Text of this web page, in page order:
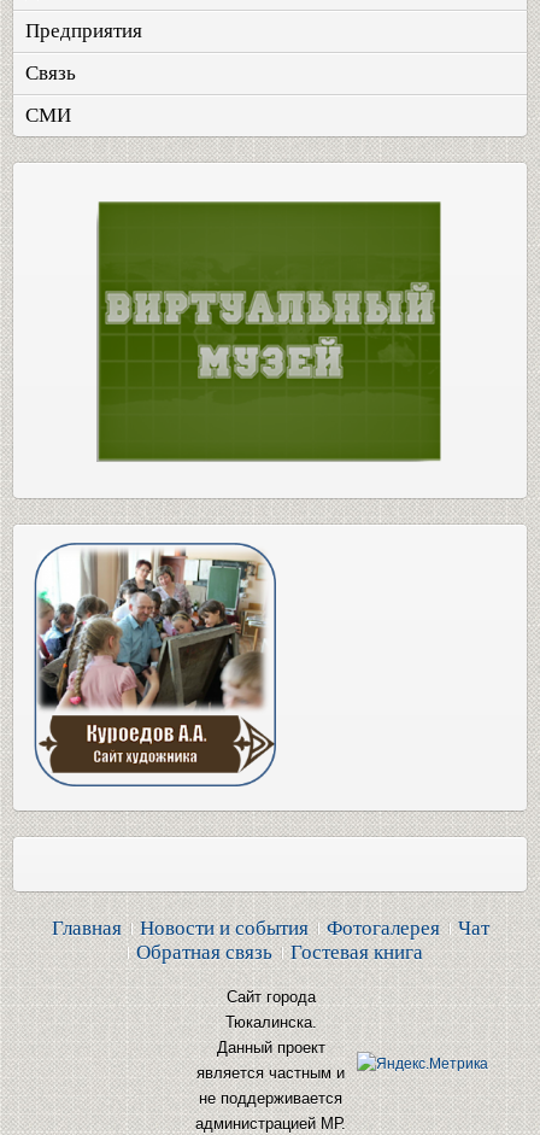
Предприятия
Связь
СМИ
Главная Новости и события Фотогалерея
Чат
Обратная связь
Гостевая книга
Сайт города
Тюкалинска.
Данный проект
является частным и
не поддерживается
администрацией МР.